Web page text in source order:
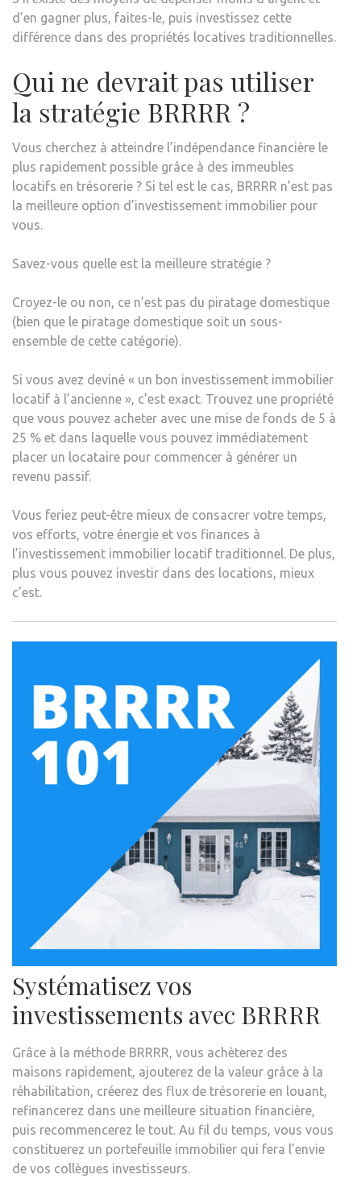
d’en gagner plus, faites-le, puis investissez cette
différence dans des propriétés locatives traditionnelles.
Qui ne devrait pas utiliser
la stratégie BRRRR ?
Vous cherchez à atteindre l’indépendance financière le
plus rapidement possible grâce à des immeubles
locatifs en trésorerie ? Si tel est le cas, BRRRR n’est pas
la meilleure option d’investissement immobilier pour
vous.
Savez-vous quelle est la meilleure stratégie ?
Croyez-le ou non, ce n’est pas du piratage domestique
(bien que le piratage domestique soit un sous-
ensemble de cette catégorie).
Si vous avez deviné « un bon investissement immobilier
locatif à l’ancienne », c’est exact. Trouvez une propriété
que vous pouvez acheter avec une mise de fonds de 5 à
25 % et dans laquelle vous pouvez immédiatement
placer un locataire pour commencer à générer un
revenu passif.
Vous feriez peut-être mieux de consacrer votre temps,
vos efforts, votre énergie et vos finances à
l’investissement immobilier locatif traditionnel. De plus,
plus vous pouvez investir dans des locations, mieux
c’est.
Systématisez vos
investissements avec BRRRR
Grâce à la méthode BRRRR, vous achèterez des
maisons rapidement, ajouterez de la valeur grâce à la
réhabilitation, créerez des flux de trésorerie en louant,
refinancerez dans une meilleure situation financière,
puis recommencerez le tout. Au fil du temps, vous vous
constituerez un portefeuille immobilier qui fera l’envie
de vos collègues investisseurs.